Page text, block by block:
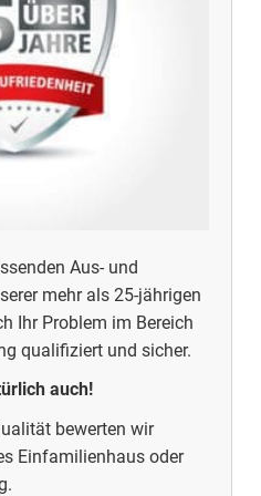
Aus- und
mehr als 25-jährigen
Ihr Problem im Bereich
qualifiziert und sicher.
auch!
bewerten wir
Einfamilienhaus oder